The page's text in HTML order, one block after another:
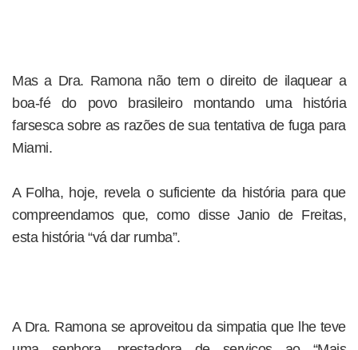
Mas a Dra. Ramona não tem o direito de ilaquear a
boa-fé do povo brasileiro montando uma história
farsesca sobre as razões de sua tentativa de fuga para
Miami.
A Folha, hoje, revela o suficiente da história para que
compreendamos que, como disse Janio de Freitas,
esta história “vá dar rumba”.
A Dra. Ramona se aproveitou da simpatia que lhe teve